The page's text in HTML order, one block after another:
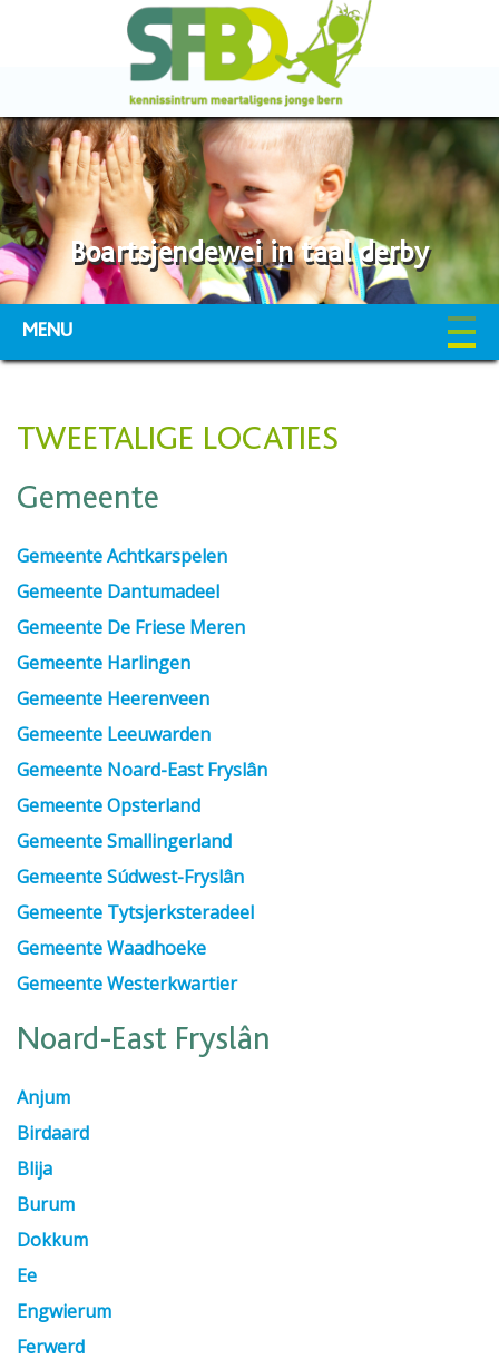
Boartsjendewei in taal derby
MENU
TWEETALIGE LOCATIES
Gemeente
Gemeente Achtkarspelen
Gemeente Dantumadeel
Gemeente De Friese Meren
Gemeente Harlingen
Gemeente Heerenveen
Gemeente Leeuwarden
Gemeente Noard-East Fryslân
Gemeente Opsterland
Gemeente Smallingerland
Gemeente Súdwest-Fryslân
Gemeente Tytsjerksteradeel
Gemeente Waadhoeke
Gemeente Westerkwartier
Noard-East Fryslân
Anjum
Birdaard
Blija
Burum
Dokkum
Ee
Engwierum
Ferwerd